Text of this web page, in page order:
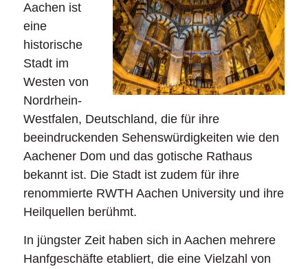
Aachen ist
eine
historische
Stadt im
Westen von
Nordrhein-
Westfalen, Deutschland, die für ihre
beeindruckenden Sehenswürdigkeiten wie den
Aachener Dom und das gotische Rathaus
bekannt ist. Die Stadt ist zudem für ihre
renommierte RWTH Aachen University und ihre
Heilquellen berühmt.
In jüngster Zeit haben sich in Aachen mehrere
Hanfgeschäfte etabliert, die eine Vielzahl von